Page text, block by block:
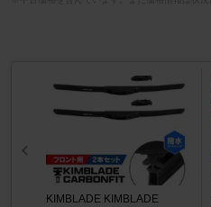
KIMBLADE KIMBLADE